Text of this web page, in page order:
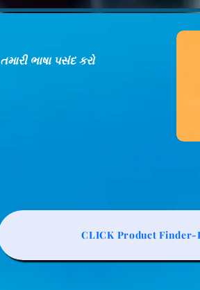
તમારી ભાષા પસંદ કરો
CLICK Product Finder-